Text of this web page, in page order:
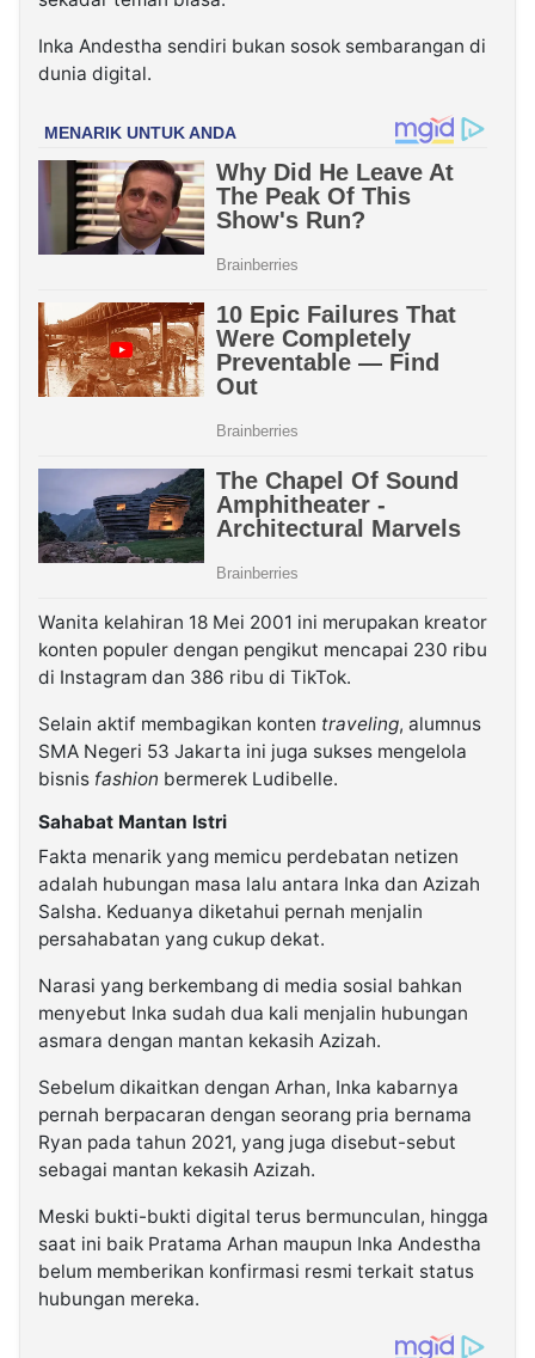
Inka Andestha sendiri bukan sosok sembarangan di
dunia digital.
Wanita kelahiran 18 Mei 2001 ini merupakan kreator
konten populer dengan pengikut mencapai 230 ribu
di Instagram dan 386 ribu di TikTok.
Selain aktif membagikan konten traveling, alumnus
SMA Negeri 53 Jakarta ini juga sukses mengelola
bisnis fashion bermerek Ludibelle.
Sahabat Mantan Istri
Fakta menarik yang memicu perdebatan netizen
adalah hubungan masa lalu antara Inka dan Azizah
Salsha. Keduanya diketahui pernah menjalin
persahabatan yang cukup dekat.
Narasi yang berkembang di media sosial bahkan
menyebut Inka sudah dua kali menjalin hubungan
asmara dengan mantan kekasih Azizah.
Sebelum dikaitkan dengan Arhan, Inka kabarnya
pernah berpacaran dengan seorang pria bernama
Ryan pada tahun 2021, yang juga disebut-sebut
sebagai mantan kekasih Azizah.
Meski bukti-bukti digital terus bermunculan, hingga
saat ini baik Pratama Arhan maupun Inka Andestha
belum memberikan konfirmasi resmi terkait status
hubungan mereka.